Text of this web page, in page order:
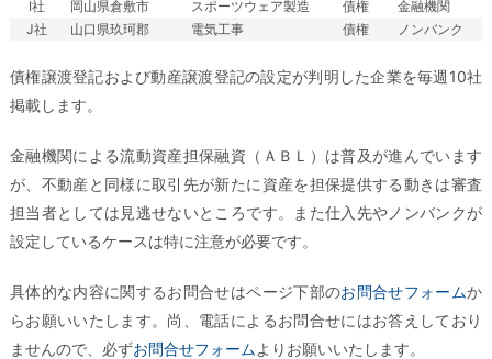
I社
岡山県倉敷市 スポーツウェア製造 債権
金融機関
J社
山口県玖珂郡 電気工事 債権 ノンバンク
債権譲渡登記および動産譲渡登記の設定が判明した企業を毎週10社
掲載します。
金融機関による流動資産担保融資（ＡＢＬ）は普及が進んでいます
が、不動産と同様に取引先が新たに資産を担保提供する動きは審査
担当者としては見逃せないところです。また仕入先やノンバンクが
設定しているケースは特に注意が必要です。
具体的な内容に関するお問合せはページ下部のお問合せフォームか
らお願いいたします。尚、電話によるお問合せにはお答えしており
ませんので、必ずお問合せフォームよりお願いいたします。